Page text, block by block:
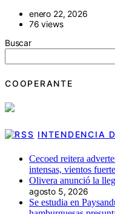
enero 22, 2026
76 views
Buscar
COOPERANTE
INTENDENCIA
Cecoed reitera
intensas, vientos
Olivera anunció la
agosto 5, 2026
Se estudia en